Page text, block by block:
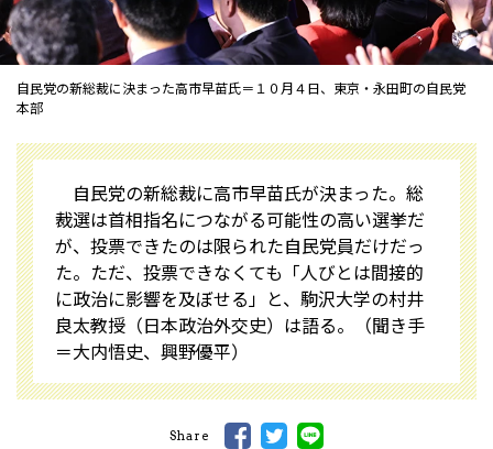
自民党の新総裁に決まった高市早苗氏＝１０月４日、東京・永田町の自民党
本部
自民党の新総裁に高市早苗氏が決まった。総
裁選は首相指名につながる可能性の高い選挙だ
が、投票できたのは限られた自民党員だけだっ
た。ただ、投票できなくても「人びとは間接的
に政治に影響を及ぼせる」と、駒沢大学の村井
良太教授（日本政治外交史）は語る。（聞き手
＝大内悟史、興野優平）
Share